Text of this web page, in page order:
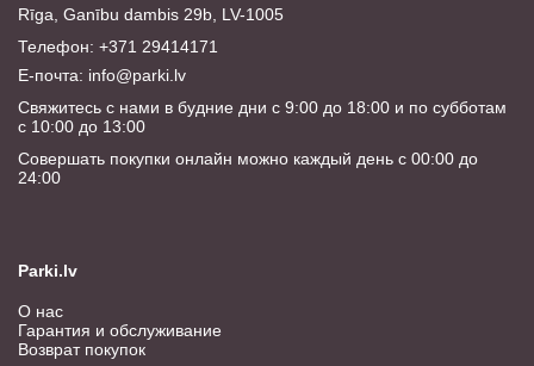
Rīga, Ganību dambis 29b, LV-1005
Телефон: +371 29414171
E-почта: info@parki.lv
Свяжитесь с нами в будние дни с 9:00 до 18:00 и по субботам
с 10:00 до 13:00
Совершать покупки онлайн можно каждый день с 00:00 до
24:00
Parki.lv
О нас
Гарантия и обслуживание
Возврат покупок